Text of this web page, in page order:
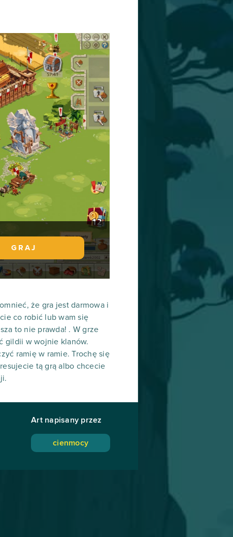
GRAJ
że gra jest darmowa i
co robić lub wam się
to nie prawda! . W grze
gildii w wojnie klanów.
ramię w ramie. Trochę się
tą grą albo chcecie
Art napisany przez
cienmocy